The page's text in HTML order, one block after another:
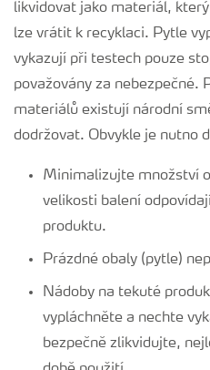
likvidovat jako materiál,
lze vrátit k recyklaci. Pytle
vykazují při testech pouze
považovány za nebezpečné.
materiálů existují národní
dodržovat. Obvykle je nutno
Minimalizujte množství
velikosti balení
produktu.
Prázdné obaly (pytle)
Nádoby na tekuté
vypláchněte a nechte
bezpečně zlikvidujte,